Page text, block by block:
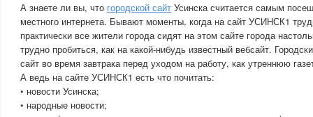
А знаете ли вы, что городской сайт Усинска считается самым
местного интернета. Бывают моменты, когда на сайт УСИНСК1
практически все жители города сидят на этом сайте города
трудно пробиться, как на какой-нибудь известный вебсайт.
сайт во время завтрака перед уходом на работу, как утреннюю
А ведь на сайте УСИНСК1 есть что почитать:
• новости Усинска;
• народные новости;